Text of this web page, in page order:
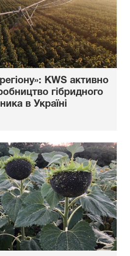
KWS активно
гібридного
в Україні